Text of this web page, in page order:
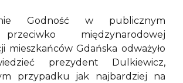
Godność w publicznym
międzynarodowej
mieszkańców Gdańska odważyło
prezydent Dulkiewicz,
przypadku jak najbardziej na